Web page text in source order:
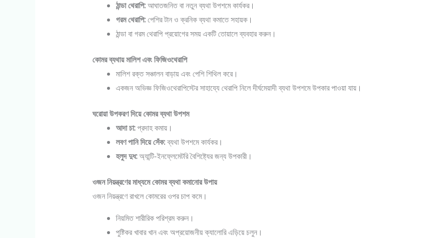
ঠান্ডা থেরাপি:আঘাতজনিত বা নতুন ব্যথা উপশমে কার্যকর।
গরম থেরাপি:পেশির টান ও ক্রনিক ব্যথা কমাতে সহায়ক।
ঠান্ডা বা গরম থেরাপি প্রয়োগের সময় একটি তোয়ালে ব্যবহার করুন।
কোমর ব্যথায় মালিশ এবং ফিজিওথেরাপি
মালিশ রক্ত সঞ্চালন বাড়ায় এবং পেশি শিথিল করে।
একজন অভিজ্ঞ ফিজিওথেরাপিস্টের সাহায্যে থেরাপি নিলে দীর্ঘমেয়াদী ব্যথা উপশমে উপকার পাওয়া যায়।
ঘরোয়া উপকরণ দিয়ে কোমর ব্যথা উপশম
আদা চা:প্রদাহ কমায়।
লবণ পানি দিয়ে সেঁক:ব্যথা উপশমে কার্যকর।
হলুদ দুধ:অ্যান্টি-ইনফ্লেমেটরি বৈশিষ্ট্যের জন্য উপকারী।
ওজন নিয়ন্ত্রণের মাধ্যমে কোমর ব্যথা কমানোর উপায়
ওজন নিয়ন্ত্রণে রাখলে কোমরের ওপর চাপ কমে।
নিয়মিত শারীরিক পরিশ্রম করুন।
পুষ্টিকর খাবার খান এবং অপ্রয়োজনীয় ক্যালোরি এড়িয়ে চলুন।